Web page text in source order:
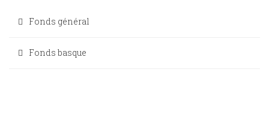
Fonds général
Fonds basque